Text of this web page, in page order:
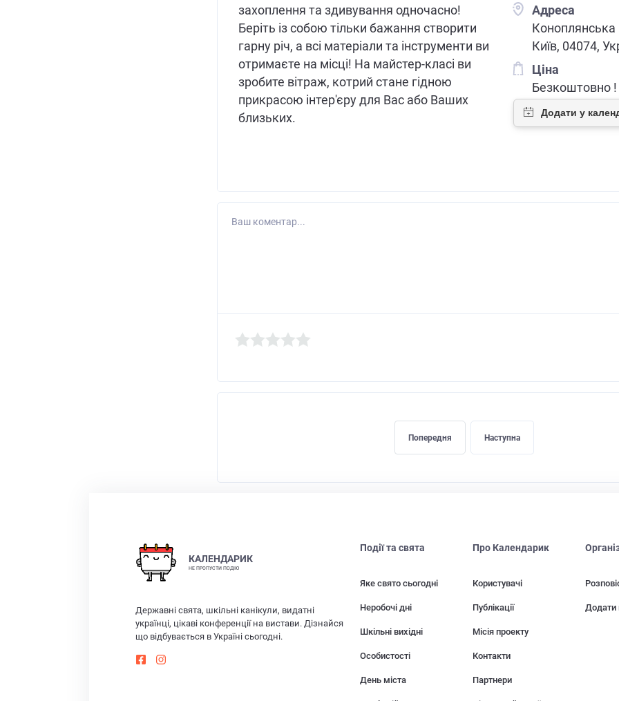
захоплення та здивування одночасно!
Беріть із собою тільки бажання створити
гарну річ, а всі матеріали та інструменти ви
отримаєте на місці! На майстер-класі ви
зробите вітраж, котрий стане гідною
прикрасою інтер'єру для Вас або Ваших
близьких.
Адреса
Коноплянська
Київ, 04074,
Ціна
Безкоштовно !
Ваш коментар...
Попередня Наступна
КАЛЕНДАРИК
НЕ ПРОПУСТИ ПОДІЮ
Державні свята, шкільні канікули, видатні
українці, цікаві конференції на вистави. Дізнайся
що відбувається в Україні сьогодні.
Події та свята
Яке свято сьогодні
Неробочі дні
Шкільні вихідні
Особистості
День міста
Про Календарик
Користувачі
Публікації
Місія проекту
Контакти
Партнери
Додати